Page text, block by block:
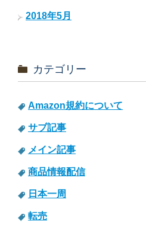
2018年5月
カテゴリー
Amazon規約について
サブ記事
メイン記事
商品情報配信
日本一周
転売